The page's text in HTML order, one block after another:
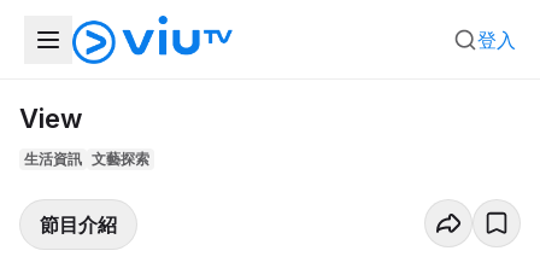
登入
View
生活資訊 文藝探索
節目介紹